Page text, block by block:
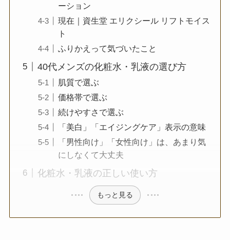
ーション
現在｜資生堂 エリクシール リフトモイス
ト
ふりかえって気づいたこと
40代メンズの化粧水・乳液の選び方
肌質で選ぶ
価格帯で選ぶ
続けやすさで選ぶ
「美白」「エイジングケア」表示の意味
「男性向け」「女性向け」は、あまり気
にしなくて大丈夫
化粧水・乳液の正しい使い方
もっと見る